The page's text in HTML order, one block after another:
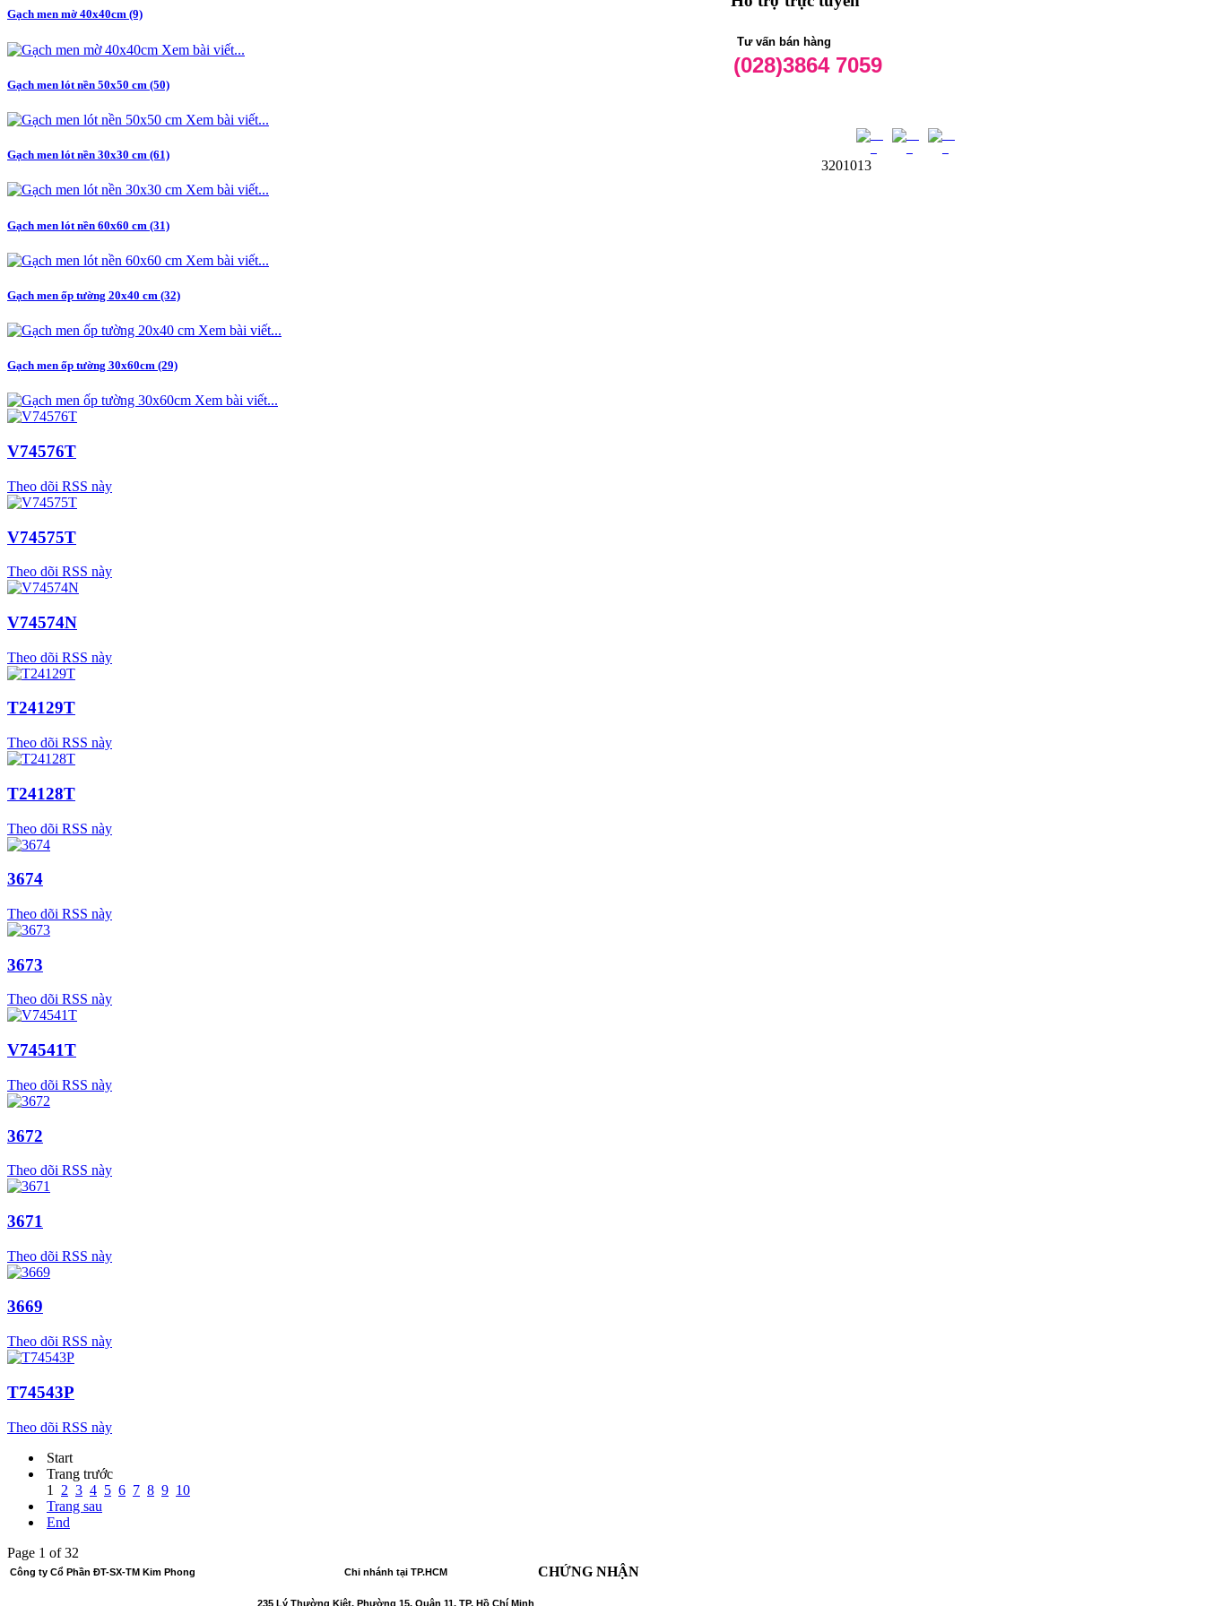
Gạch men mờ 40x40cm (9)
Xem bài viết...
Gạch men lót nền 50x50 cm (50)
Xem bài viết...
Gạch men lót nền 30x30 cm (61)
Xem bài viết...
Gạch men lót nền 60x60 cm (31)
Xem bài viết...
Gạch men ốp tường 20x40 cm (32)
Xem bài viết...
Gạch men ốp tường 30x60cm (29)
Xem bài viết...
V74576T
Theo dõi RSS này
V74575T
Theo dõi RSS này
V74574N
Theo dõi RSS này
T24129T
Theo dõi RSS này
T24128T
Theo dõi RSS này
3674
Theo dõi RSS này
3673
Theo dõi RSS này
V74541T
Theo dõi RSS này
3672
Theo dõi RSS này
3671
Theo dõi RSS này
3669
Theo dõi RSS này
T74543P
Theo dõi RSS này
Start
Trang trước
1
2 3 4 5 6 7 8 9 10
Trang sau
End
Page 1 of 32
Tư vấn bán hàng
(028)3864 7059
Công ty Cổ Phần ĐT-SX-TM Kim Phong Chi nhánh tại TP.HCM CHỨNG NHẬN
235 Lý Thường Kiệt, Phường 15, Quận 11, TP. Hồ Chí Minh
3201013